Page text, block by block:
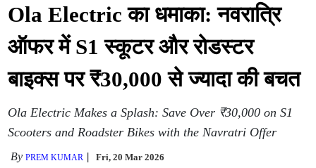
Ola Electric का धमाका: नवरात्रि
ऑफर में S1 स्कूटर और रोडस्टर
बाइक्स पर ₹30,000 से ज्यादा की बचत
Ola Electric Makes a Splash: Save Over ₹30,000 on S1
Scooters and Roadster Bikes with the Navratri Offer
ByPREM KUMAR Fri, 20 Mar 2026